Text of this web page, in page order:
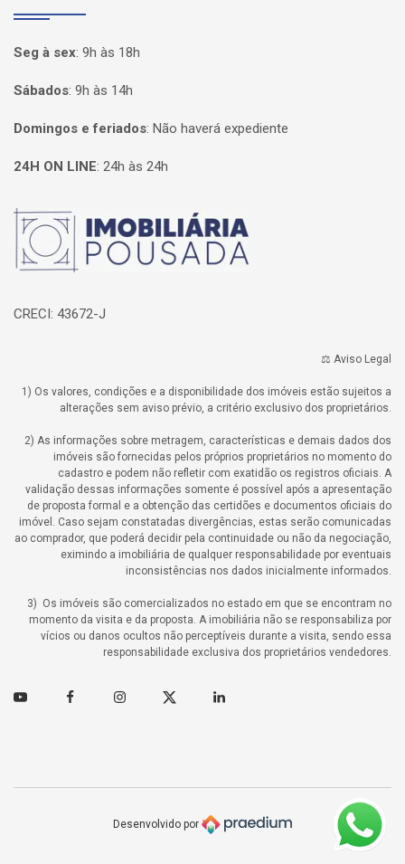
Seg à sex: 9h às 18h
Sábados: 9h às 14h
Domingos e feriados: Não haverá expediente
24H ON LINE: 24h às 24h
Página inicial
CRECI: 43672-J
⚖️ Aviso Legal
1) Os valores, condições e a disponibilidade dos imóveis estão sujeitos a
alterações sem aviso prévio, a critério exclusivo dos proprietários.
2) As informações sobre metragem, características e demais dados dos
imóveis são fornecidas pelos próprios proprietários no momento do
cadastro e podem não refletir com exatidão os registros oficiais. A
validação dessas informações somente é possível após a apresentação
de proposta formal e a obtenção das certidões e documentos oficiais do
imóvel. Caso sejam constatadas divergências, estas serão comunicadas
ao comprador, que poderá decidir pela continuidade ou não da negociação,
eximindo a imobiliária de qualquer responsabilidade por eventuais
inconsistências nos dados inicialmente informados.
3) Os imóveis são comercializados no estado em que se encontram no
momento da visita e da proposta. A imobiliária não se responsabiliza por
vícios ou danos ocultos não perceptíveis durante a visita, sendo essa
responsabilidade exclusiva dos proprietários vendedores.
Youtube FacebookInstagramTwitter Linkedin
Desenvolvido por